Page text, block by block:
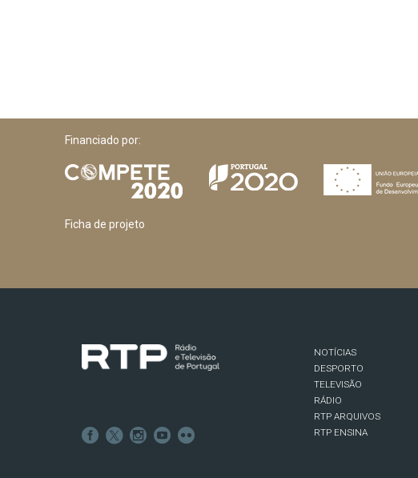
Financiado por:
Ficha de projeto
NOTÍCIAS
DESPORTO
TELEVISÃO
RÁDIO
RTP ARQUIVOS
RTP ENSINA